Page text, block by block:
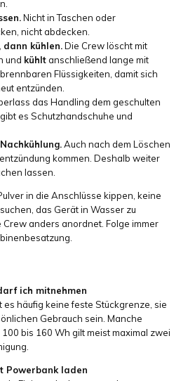
Nicht in Taschen oder
nicht abdecken.
dann kühlen.Die Crew löscht mit
und kühltanschließend lange mit
Flüssigkeiten, damit sich
entzünden.
das Handling dem geschulten
es Schutzhandschuhe und
Auch nach dem Löschen
kommen. Deshalb weiter
lassen.
in die Anschlüsse kippen, keine
das Gerät in Wasser zu
anders anordnet. Folge immer
ich mitnehmen
es häufig keine feste Stückgrenze, sie
Gebrauch sein. Manche
bis 160 Wh gilt meist maximal zwei
Powerbank laden